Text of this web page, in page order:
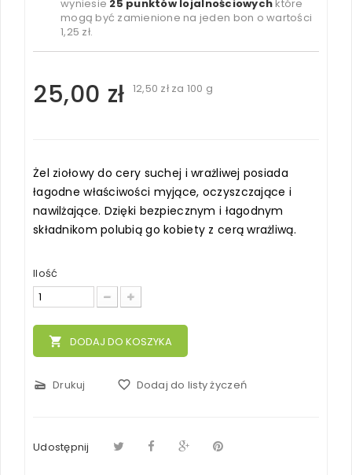
wyniesie 25 punktów lojalnościowych które
mogą być zamienione na jeden bon o wartości
1,25 zł.
25,00 zł 12,50 złza 100 g
Żel ziołowy do cery suchej i wrażliwej posiada
łagodne właściwości myjące, oczyszczające i
nawilżające. Dzięki bezpiecznym i łagodnym
składnikom polubią go kobiety z cerą wrażliwą.
Ilość
local_grocery_store DODAJ DO KOSZYKA
scanner Drukuj favorite_border Dodaj do listy życzeń
Udostępnij